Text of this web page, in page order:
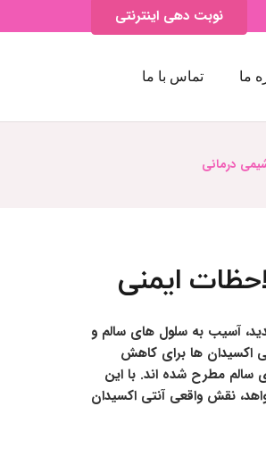
نوبت دهی اینترنتی
ما تماس با ما
درمانی
ایمنی
آسیب به سلول های سالم و
اکسیدان ها برای کاهش
سالم مطرح شده اند. با این
نقش واقعی آنتی اکسیدان